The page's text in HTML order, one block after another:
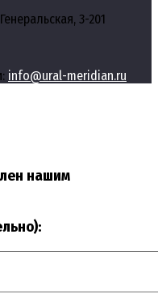
3-201
info@ural-meridian.ru
нашим